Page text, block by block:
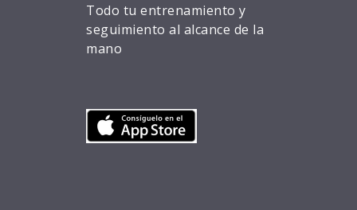
Todo tu entrenamiento y
seguimiento al alcance de la
mano